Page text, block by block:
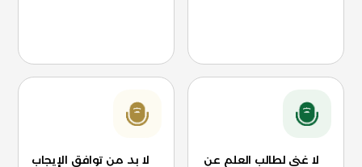
لا غنى لطالب العلم عن
لا بد من توافق الإيجاب